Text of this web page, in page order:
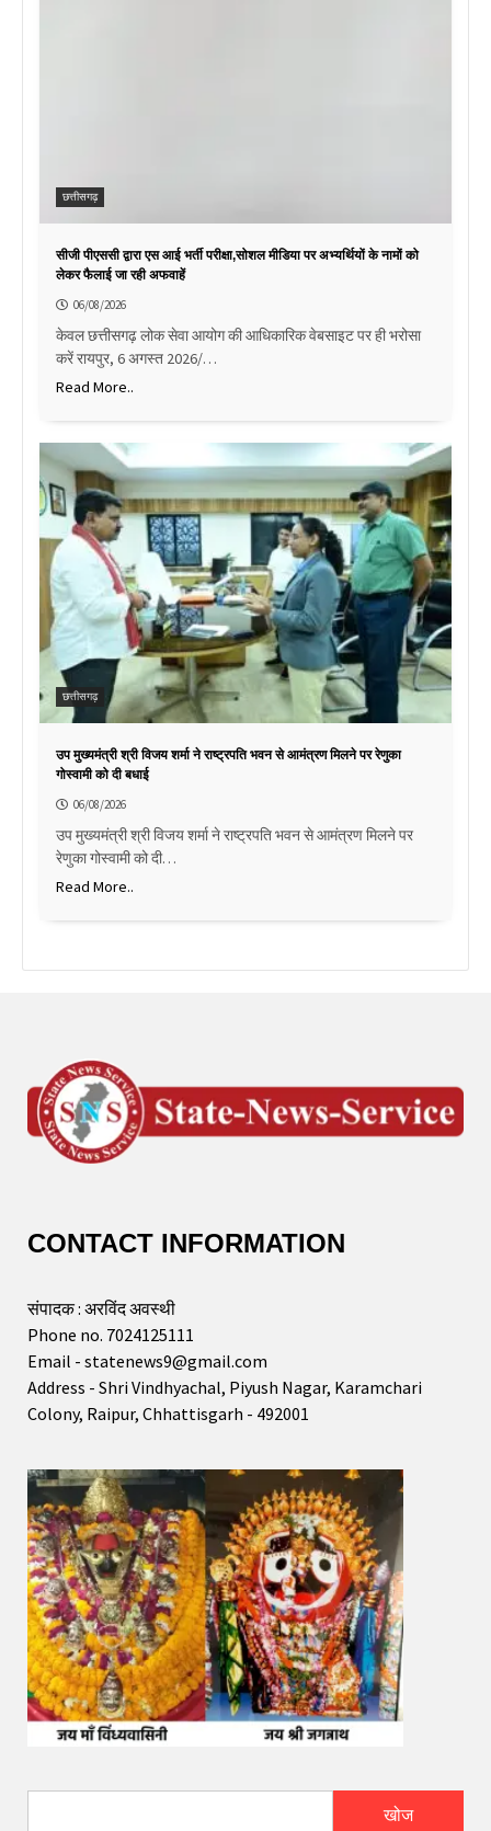
छत्तीसगढ़
सीजी पीएससी द्वारा एस आई भर्ती परीक्षा,सोशल मीडिया पर अभ्यर्थियों के नामों को
लेकर फैलाई जा रही अफवाहें
06/08/2026
केवल छत्तीसगढ़ लोक सेवा आयोग की आधिकारिक वेबसाइट पर ही भरोसा
करें रायपुर, 6 अगस्त 2026/…
Read More..
छत्तीसगढ़
उप मुख्यमंत्री श्री विजय शर्मा ने राष्ट्रपति भवन से आमंत्रण मिलने पर रेणुका
गोस्वामी को दी बधाई
06/08/2026
उप मुख्यमंत्री श्री विजय शर्मा ने राष्ट्रपति भवन से आमंत्रण मिलने पर
रेणुका गोस्वामी को दी…
Read More..
CONTACT INFORMATION
संपादक : अरविंद अवस्थी
Phone no. 7024125111
Email - statenews9@gmail.com
Address - Shri Vindhyachal, Piyush Nagar, Karamchari
Colony, Raipur, Chhattisgarh - 492001
खोज